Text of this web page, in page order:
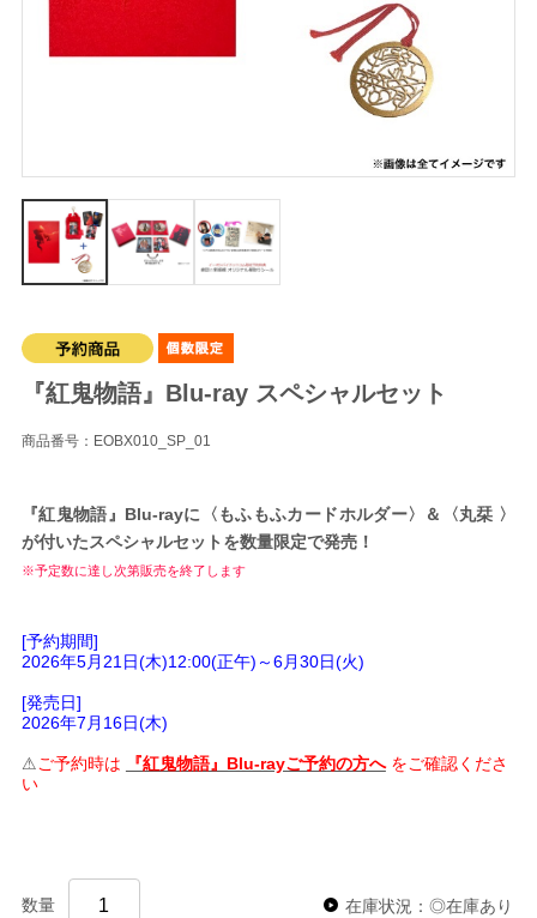
『紅鬼物語』Blu-ray スペシャルセット
商品番号：EOBX010_SP_01
『紅鬼物語』Blu-rayに〈もふもふカードホルダー〉＆〈丸栞 〉
が付いたスペシャルセットを数量限定で発売！
※予定数に達し次第販売を終了します
[予約期間]
2026年5月21日(木)12:00(正午)～6月30日(火)
[発売日]
2026年7月16日(木)
⚠ ご予約時は 『紅鬼物語』Blu-rayご予約の方へをご確認くださ
い
数量 在庫状況：◎在庫あり